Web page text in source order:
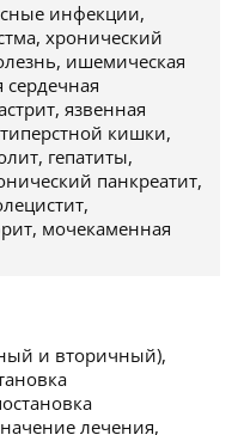
инфекции,
хронический
ишемическая
сердечная
язвенная
кишки,
гепатиты,
панкреатит,
мочекаменная
и вторичный),
лечения,